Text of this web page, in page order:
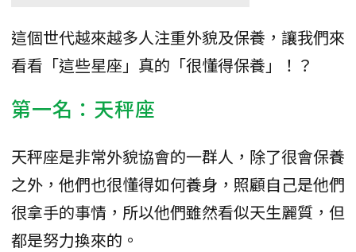
這個世代越來越多人注重外貌及保養，讓我們來
看看「這些星座」真的「很懂得保養」！？
第一名：天秤座
天秤座是非常外貌協會的一群人，除了很會保養
之外，他們也很懂得如何養身，照顧自己是他們
很拿手的事情，所以他們雖然看似天生麗質，但
都是努力換來的。